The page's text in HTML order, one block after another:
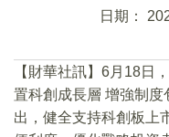
日期：
【財華社訊】6月18日
置科創成長層 增強制
出，健全支持科創板上